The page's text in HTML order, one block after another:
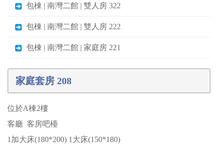
包棟 | 南灣二館 | 雙人房 322
包棟 | 南灣二館 | 雙人房 222
包棟 | 南灣二館 | 家庭房 221
家庭套房 208
位於A棟2樓
客廳 客房吧檯
1加大床(180*200) 1大床(150*180)